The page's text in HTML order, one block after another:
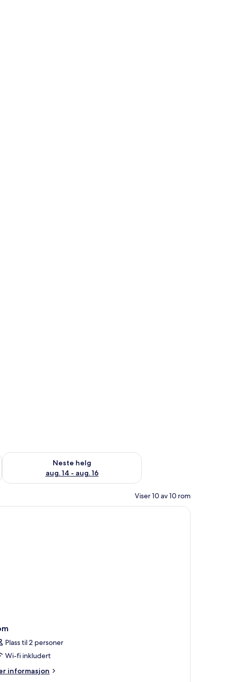
7 - aug. 9
Neste helg
aug. 14 - aug. 16
Sjekk tilgjengelighet for neste helg, aug. 14 - aug. 16
Viser 10 av 10 rom
Plass til 2 personer
Wi-fi inkludert
informasjon